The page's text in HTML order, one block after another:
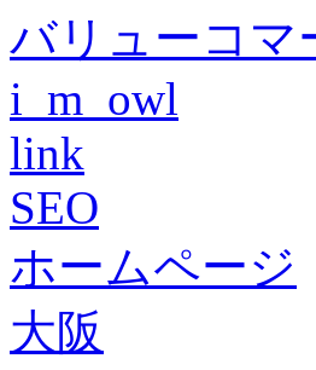
バリューコ
i_m_owl
link
SEO
ホームページ
大阪